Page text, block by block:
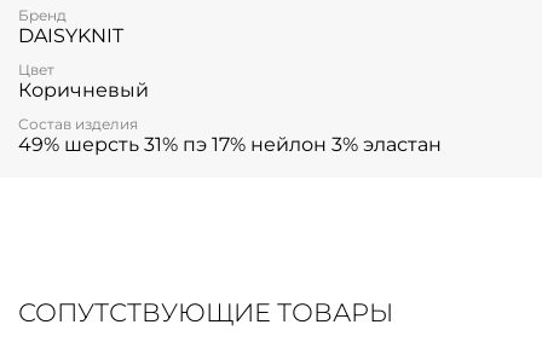
Бренд
DAISYKNIT
Цвет
Коричневый
Состав изделия
49% шерсть 31% пэ 17% нейлон 3% эластан
СОПУТСТВУЮЩИЕ ТОВАРЫ